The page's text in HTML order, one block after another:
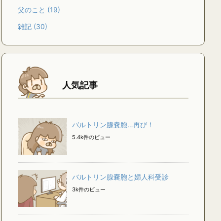
父のこと (19)
雑記 (30)
人気記事
バルトリン腺嚢胞…再び！
5.4k件のビュー
バルトリン腺嚢胞と婦人科受診
3k件のビュー